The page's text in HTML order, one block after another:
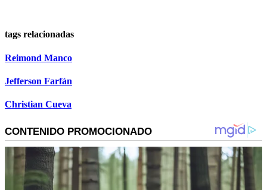
tags relacionadas
Reimond Manco
Jefferson Farfán
Christian Cueva